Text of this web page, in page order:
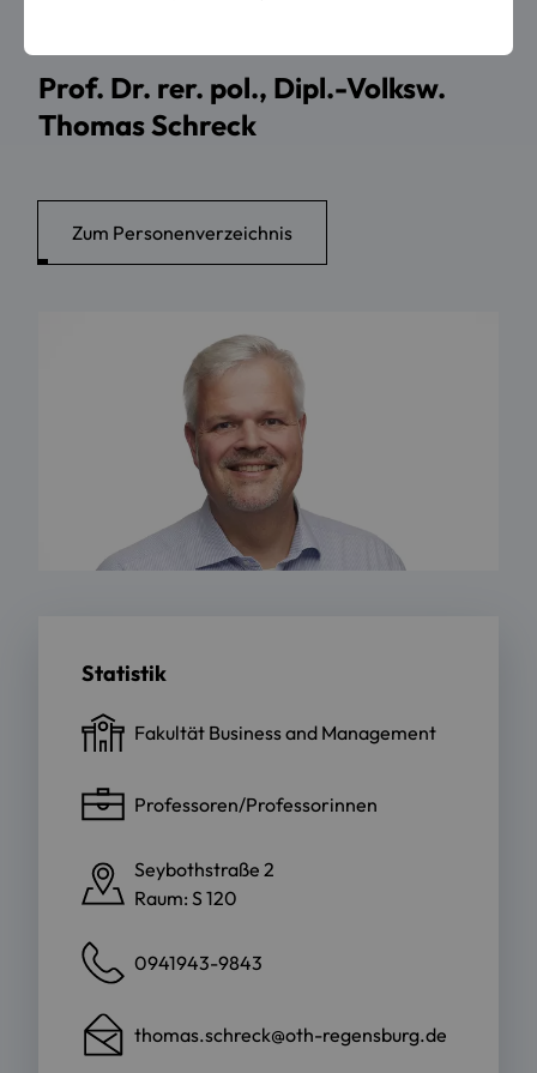
Prof. Dr. rer. pol., Dipl.-Volksw.
Thomas Schreck
Zum Personenverzeichnis
Statistik
Fakultät Business and Management
Professoren/Professorinnen
Seybothstraße 2
Raum: S 120
0941943-9843
thomas.schreck@oth-regensburg.de